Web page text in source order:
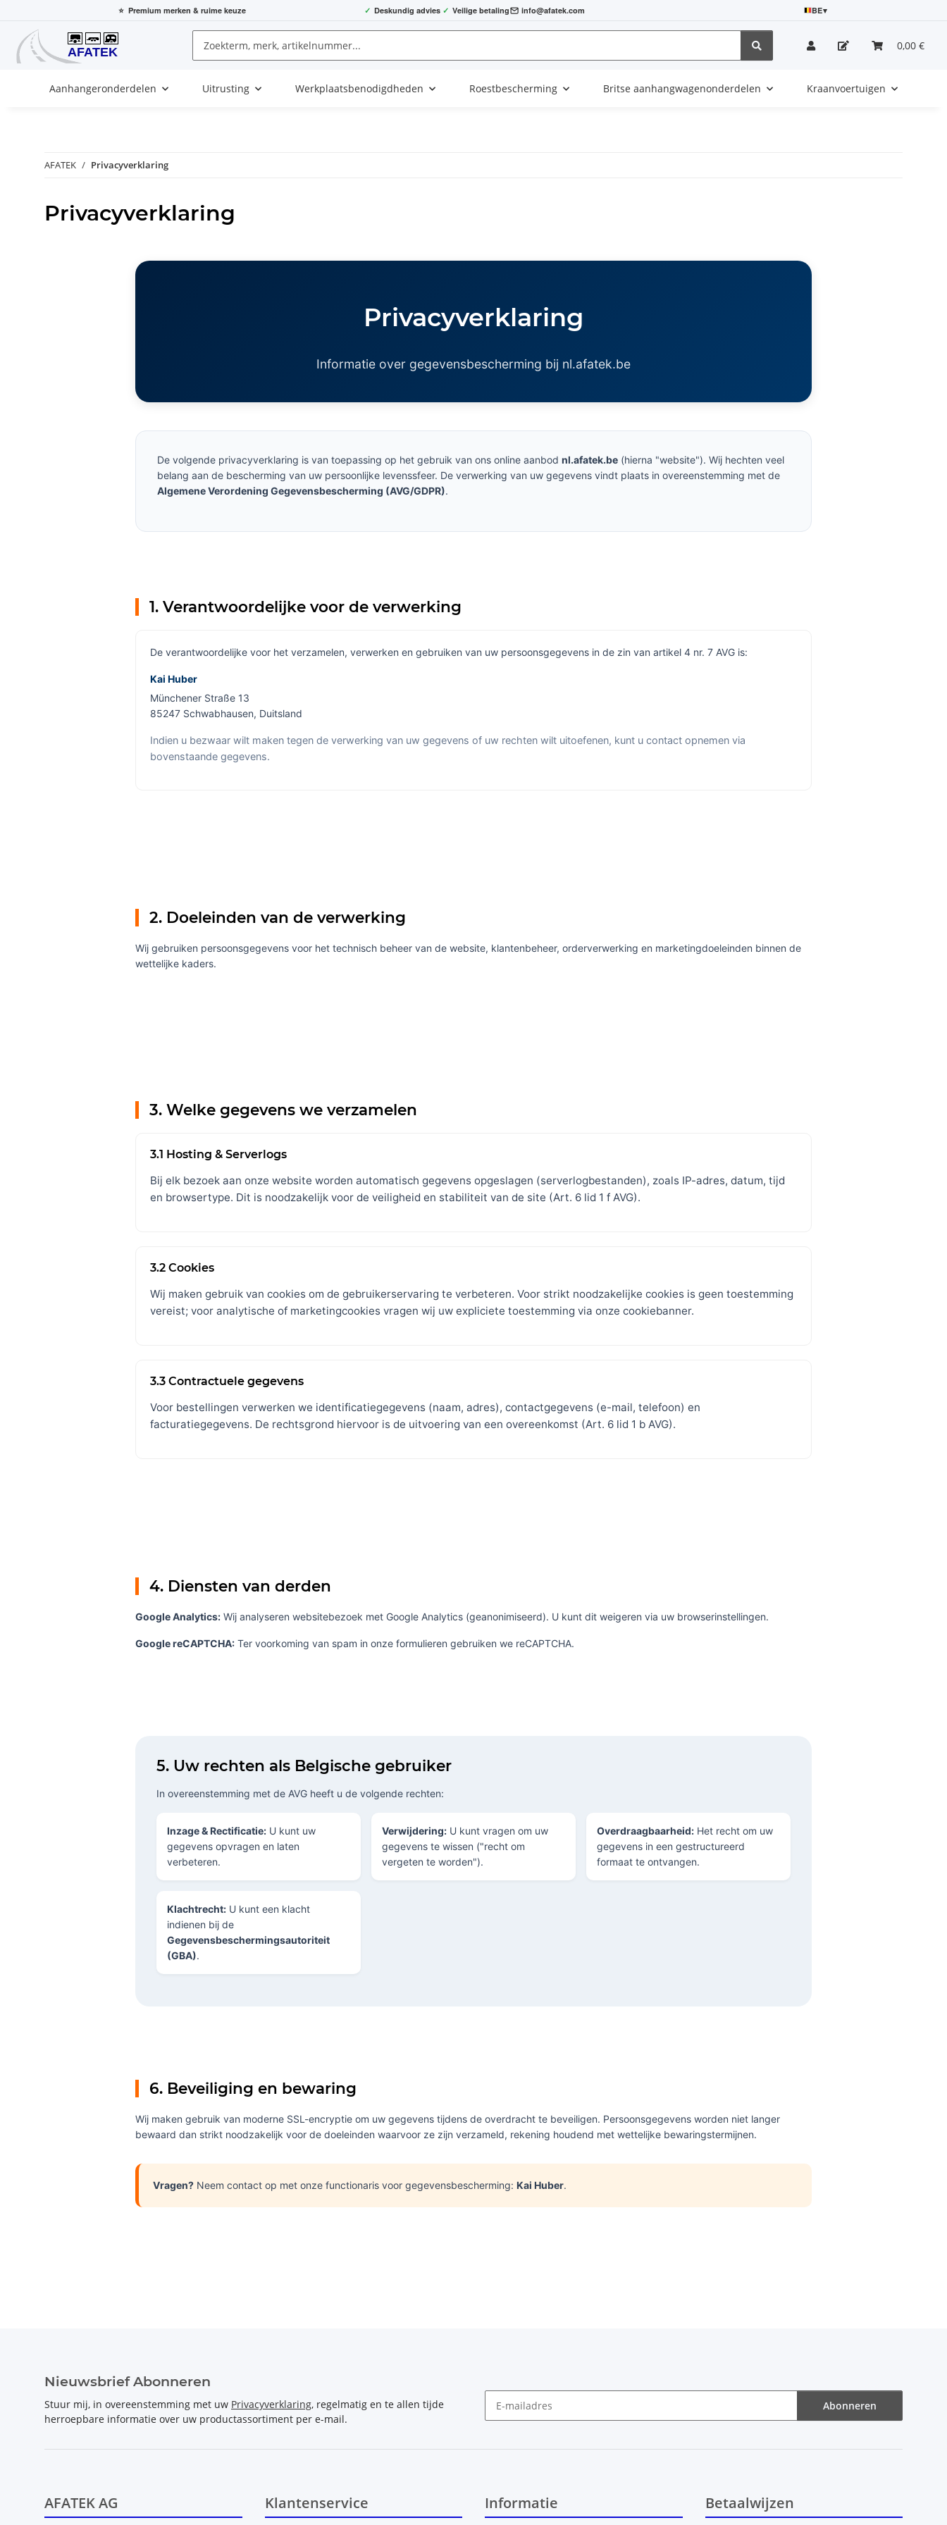
⭐ Premium merken & ruime keuze ✓ Deskundig advies ✓ Veilige betaling info@afatek.com BE▾
0,00 €
Aanhangeronderdelen Uitrusting Werkplaatsbenodigdheden Roestbescherming Britse aanhangwagenonderdelen Kraanvoertuigen
AFATEK Privacyverklaring
Privacyverklaring
Privacyverklaring
Informatie over gegevensbescherming bij nl.afatek.be
De volgende privacyverklaring is van toepassing op het gebruik van ons online aanbod nl.afatek.be (hierna "website"). Wij hechten veel
belang aan de bescherming van uw persoonlijke levenssfeer. De verwerking van uw gegevens vindt plaats in overeenstemming met de
Algemene Verordening Gegevensbescherming (AVG/GDPR).
1. Verantwoordelijke voor de verwerking
De verantwoordelijke voor het verzamelen, verwerken en gebruiken van uw persoonsgegevens in de zin van artikel 4 nr. 7 AVG is:
Kai Huber
Münchener Straße 13
85247 Schwabhausen, Duitsland
Indien u bezwaar wilt maken tegen de verwerking van uw gegevens of uw rechten wilt uitoefenen, kunt u contact opnemen via
bovenstaande gegevens.
2. Doeleinden van de verwerking
Wij gebruiken persoonsgegevens voor het technisch beheer van de website, klantenbeheer, orderverwerking en marketingdoeleinden binnen de
wettelijke kaders.
3. Welke gegevens we verzamelen
3.1 Hosting & Serverlogs
Bij elk bezoek aan onze website worden automatisch gegevens opgeslagen (serverlogbestanden), zoals IP-adres, datum, tijd
en browsertype. Dit is noodzakelijk voor de veiligheid en stabiliteit van de site (Art. 6 lid 1 f AVG).
3.2 Cookies
Wij maken gebruik van cookies om de gebruikerservaring te verbeteren. Voor strikt noodzakelijke cookies is geen toestemming
vereist; voor analytische of marketingcookies vragen wij uw expliciete toestemming via onze cookiebanner.
3.3 Contractuele gegevens
Voor bestellingen verwerken we identificatiegegevens (naam, adres), contactgegevens (e-mail, telefoon) en
facturatiegegevens. De rechtsgrond hiervoor is de uitvoering van een overeenkomst (Art. 6 lid 1 b AVG).
4. Diensten van derden
Google Analytics: Wij analyseren websitebezoek met Google Analytics (geanonimiseerd). U kunt dit weigeren via uw browserinstellingen.
Google reCAPTCHA: Ter voorkoming van spam in onze formulieren gebruiken we reCAPTCHA.
5. Uw rechten als Belgische gebruiker
In overeenstemming met de AVG heeft u de volgende rechten:
Inzage & Rectificatie: U kunt uw
gegevens opvragen en laten
verbeteren.
Verwijdering: U kunt vragen om uw
gegevens te wissen ("recht om
vergeten te worden").
Overdraagbaarheid: Het recht om uw
gegevens in een gestructureerd
formaat te ontvangen.
Klachtrecht: U kunt een klacht
indienen bij de
Gegevensbeschermingsautoriteit
(GBA).
6. Beveiliging en bewaring
Wij maken gebruik van moderne SSL-encryptie om uw gegevens tijdens de overdracht te beveiligen. Persoonsgegevens worden niet langer
bewaard dan strikt noodzakelijk voor de doeleinden waarvoor ze zijn verzameld, rekening houdend met wettelijke bewaringstermijnen.
Vragen? Neem contact op met onze functionaris voor gegevensbescherming: Kai Huber.
Nieuwsbrief Abonneren
Stuur mij, in overeenstemming met uw Privacyverklaring, regelmatig en te allen tijde
herroepbare informatie over uw productassortiment per e-mail.
Abonneren
AFATEK AG Klantenservice Informatie Betaalwijzen